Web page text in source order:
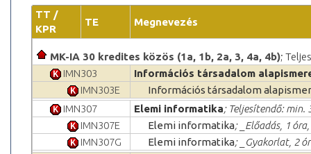
TT /
KPR
TE Megnevezés
MK-IA 30 kredites közös (1a, 1b, 2a, 3, 4a, 4b);
IMN303
Információs társadalom
IMN303E
Információs társadalom
IMN307
Elemi informatika; Teljesítendő: min.
IMN307E
Elemi informatika; _Előadás, 1
IMN307G
Elemi informatika; _Gyakorlat, 2